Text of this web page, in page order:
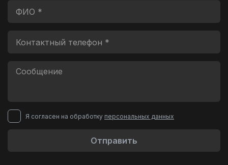
Я согласен на обработку персональных данных
Отправить